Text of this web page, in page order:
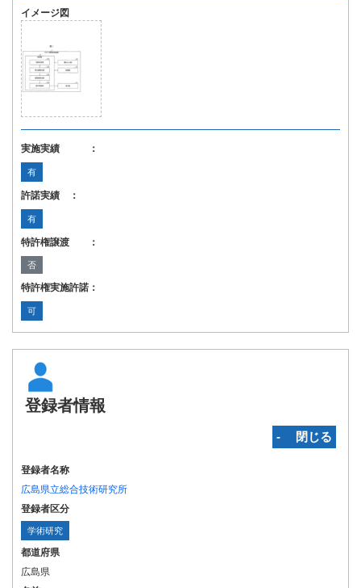
イメージ図
実施実績 ：
有
許諾実績 ：
有
特許権譲渡 ：
否
特許権実施許諾：
可
登録者情報
‐ 閉じる
登録者名称
広島県立総合技術研究所
登録者区分
学術研究
都道府県
広島県